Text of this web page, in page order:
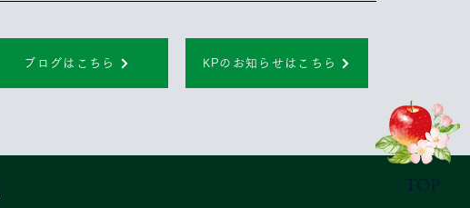
TOP
ブログはこちら KPのお知らせはこちら